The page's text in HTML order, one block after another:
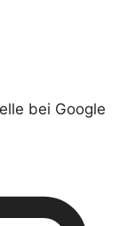
bei Google